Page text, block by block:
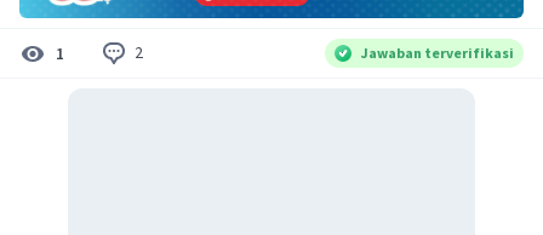
1 2 Jawaban terverifikasi